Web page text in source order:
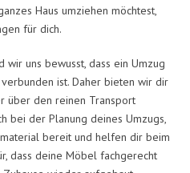
Haus umziehen möchtest,
für dich.
wir uns bewusst, dass ein Umzug
ist. Daher bieten wir dir
über den reinen Transport
bei der Planung deines Umzugs,
bereit und helfen dir beim
dass deine Möbel fachgerecht